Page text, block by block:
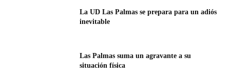
La UD Las Palmas se prepara para un adiós
inevitable
Las Palmas suma un agravante a su
situación física